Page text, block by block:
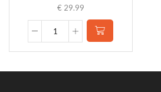
€ 29.99
Dutch
Protein